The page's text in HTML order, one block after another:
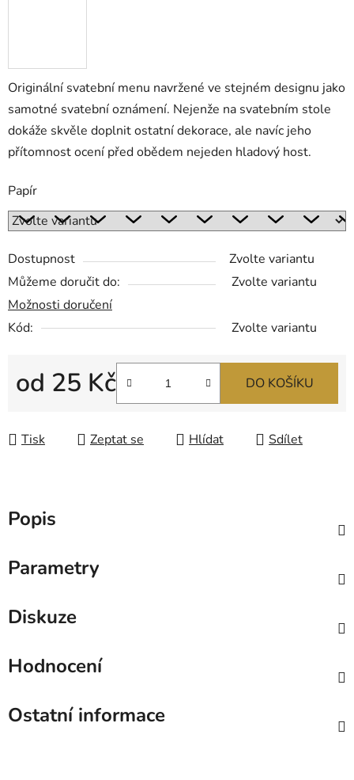
Originální svatební menu navržené ve stejném designu jako
samotné svatební oznámení. Nejenže na svatebním stole
dokáže skvěle doplnit ostatní dekorace, ale navíc jeho
přítomnost ocení před obědem nejeden hladový host.
Papír
Dostupnost
Zvolte variantu
Můžeme doručit do:
Zvolte variantu
Možnosti doručení
Kód:
Zvolte variantu
od 25 Kč DO KOŠÍKU
Tisk Zeptat se Hlídat Sdílet
Popis
Parametry
Diskuze
Hodnocení
Ostatní informace